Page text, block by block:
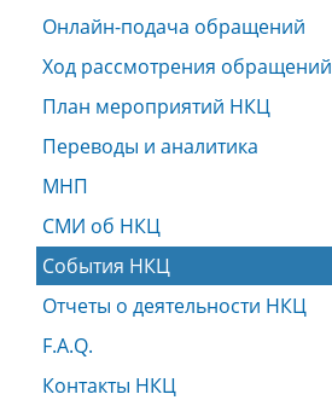
Онлайн-подача обращений
Ход рассмотрения обращений
План мероприятий НКЦ
Переводы и аналитика
МНП
СМИ об НКЦ
События НКЦ
Отчеты о деятельности НКЦ
F.A.Q.
Контакты НКЦ